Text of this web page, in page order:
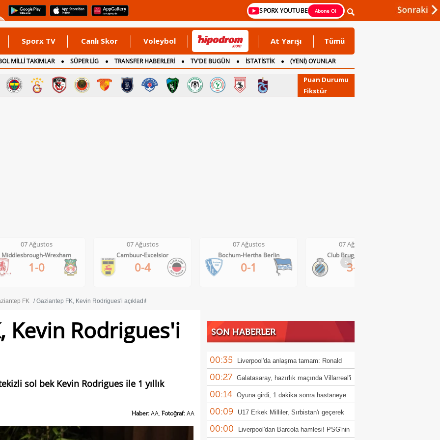
SPORX YOUTUBE Abone Ol
Sporx TV Canlı Skor Voleybol At Yarışı Tümü
MİLLİ TAKIMLAR SÜPER LİG TRANSFER HABERLERİ TV'DE BUGÜN İSTATİSTİK
(YENİ) OYUNLAR
Puan Durumu
Fikstür
07 Ağustos
Cambuur-Excelsior
0-4
07 Ağustos
Bochum-Hertha Berlin
0-1
07 Ağustos
Club Brugge-Kortrijk
3-0
07 Ağustos
Altach-WSG Tirol
3-1
>
FK Gaziantep FK, Kevin Rodrigues'i açıkladı!
Kevin Rodrigues'i
sol bek Kevin Rodrigues ile 1 yıllık
Haber: AA, Fotoğraf: AA
SON HABERLER
00:35 Liverpool'da anlaşma tamam: Ronald
Araujo
00:27 Galatasaray, hazırlık maçında Villarreal'i
konuk edecek
00:14 Oyuna girdi, 1 dakika sonra hastaneye
kaldırıldı
00:09 U17 Erkek Milliler, Sırbistan'ı geçerek
finale yükseldi!
00:00 Liverpool'dan Barcola hamlesi! PSG'nin